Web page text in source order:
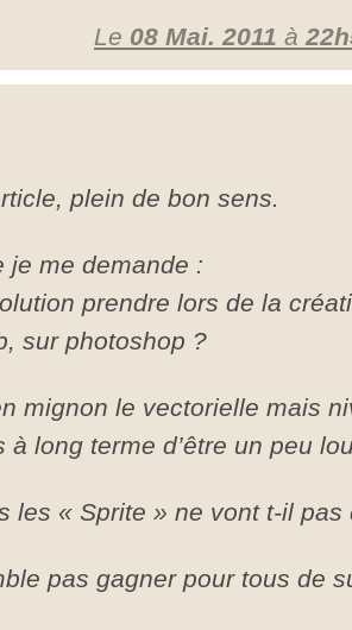
Le 08 Mai. 2011 à
plein de bon sens.
je me demande :
prendre lors de la
sur photoshop ?
mignon le vectorielle mais
à long terme d’être un peu
les « Sprite » ne vont t-il
pas gagner pour tous de